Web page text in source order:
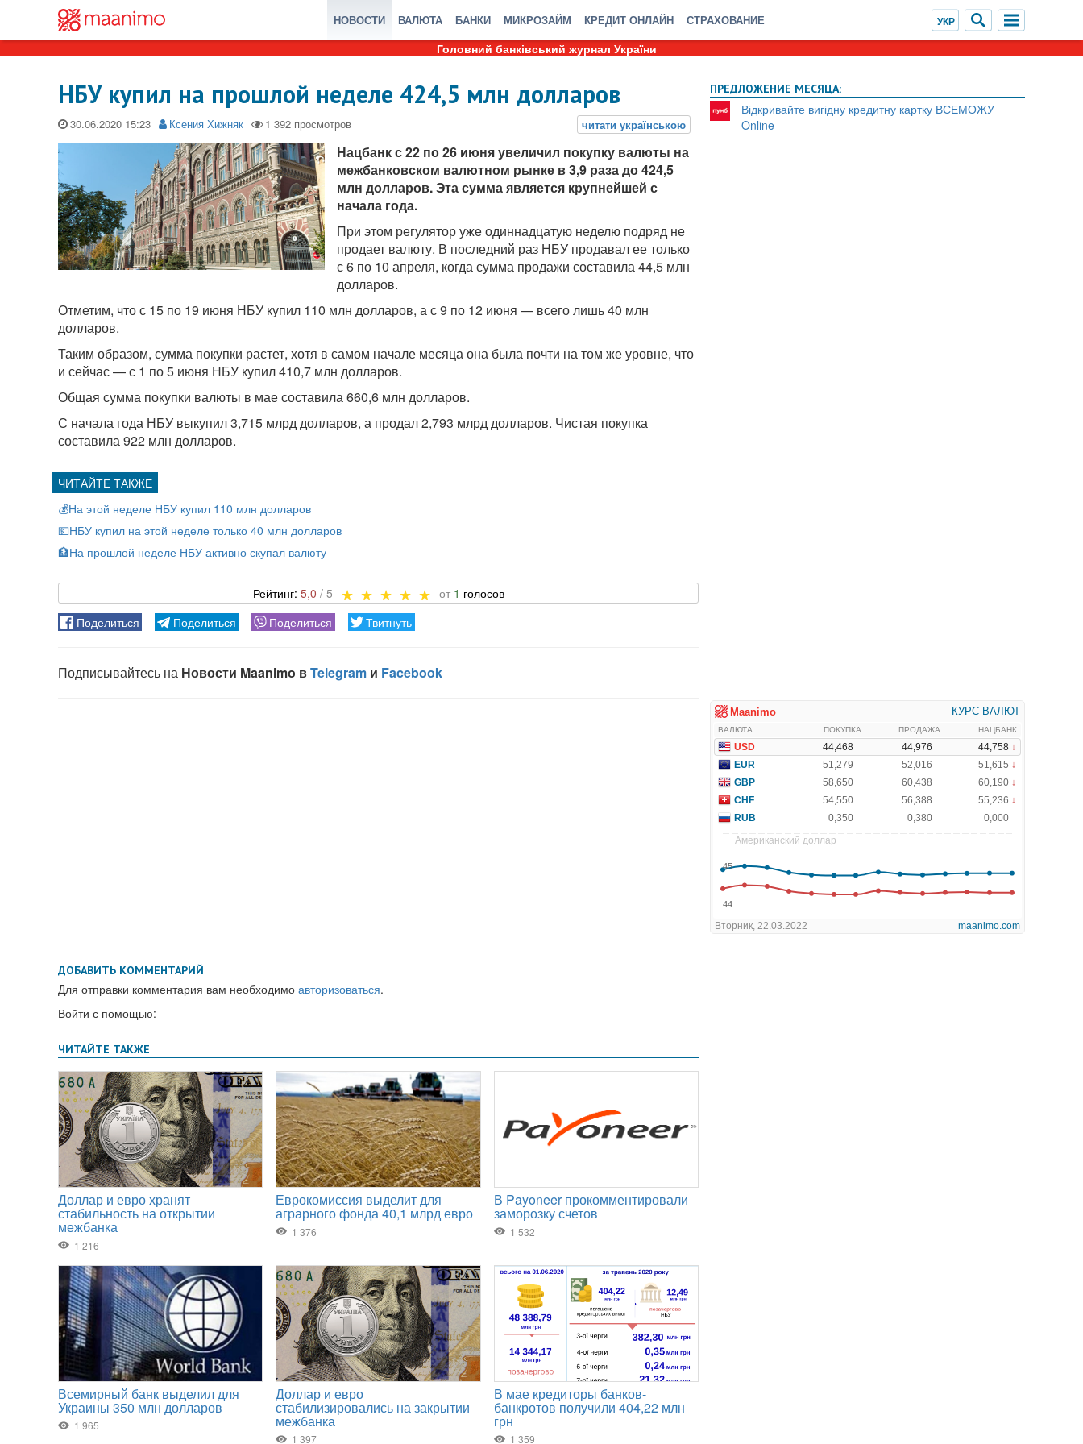
НОВОСТИ ВАЛЮТА БАНКИ МИКРОЗАЙМ КРЕДИТ ОНЛАЙН СТРАХОВАНИЕ
Головний банківський журнал України
НБУ купил на прошлой неделе 424,5 млн долларов
30.06.2020 Ксения Хижняк
Нацбанк с 22 по 26 июня увеличил покупку валюты на
межбанковском валютном рынке в 3,9 раза до 424,5
млн долларов. Эта сумма является крупнейшей с
начала года.
При этом регулятор уже одиннадцатую неделю подряд не
продает валюту. В последний раз НБУ продавал ее только
с 6 по 10 апреля, когда сумма продажи составила 44,5 млн
долларов.
Отметим, что с 15 по 19 июня НБУ купил 110 млн долларов, а с 9 по 12 июня — всего лишь 40 млн
долларов.
Таким образом, сумма покупки растет, хотя в самом начале месяца она была почти на том же уровне, что
и сейчас — с 1 по 5 июня НБУ купил 410,7 млн долларов.
Общая сумма покупки валюты в мае составила 660,6 млн долларов.
С начала года НБУ выкупил 3,715 млрд долларов, а продал 2,793 млрд долларов. Чистая покупка
составила 922 млн долларов.
💰На этой неделе НБУ купил 110 млн долларов
💵НБУ купил на этой неделе только 40 млн долларов
🏦На прошлой неделе НБУ активно скупал валюту
5,0 1
ДОБАВИТЬ КОММЕНТАРИЙ
Для отправки комментария вам необходимо авторизоваться.
Войти с помощью:
ПРЕДЛОЖЕНИЕ МЕСЯЦА:
Відкривайте вигідну кредитну картку ВСЕМОЖУ
Online